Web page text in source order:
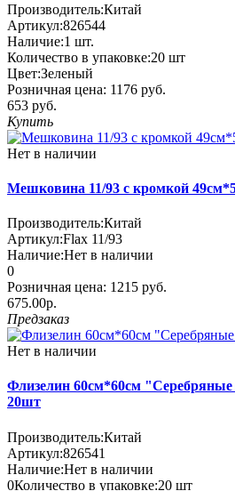
Производитель:Китай
Артикул:826544
Наличие:1 шт.
Количество в упаковке:20 шт
Цвет:Зеленый
Розничная цена: 1176 руб.
653 руб.
Купить
Нет в наличии
Мешковина 11/93 с кромкой
Производитель:Китай
Артикул:Flax 11/93
Наличие:Нет в наличии
0
Розничная цена: 1215 руб.
675.00р.
Предзаказ
Нет в наличии
Флизелин 60см*60см
20шт
Производитель:Китай
Артикул:826541
Наличие:Нет в наличии
0Количество в упаковке:20 шт